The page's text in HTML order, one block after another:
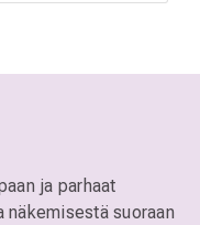
ja parhaat
suoraan